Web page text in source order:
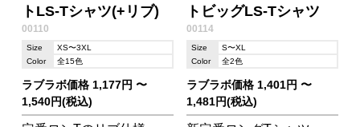
トLS-Tシャツ(+リブ)
00110
Size
XS〜3XL
Color
全15色
ラブラボ価格 1,177円 〜
1,540円(税込)
トビッグLS-Tシャツ
00114
Size
S〜XL
Color
全2色
ラブラボ価格 1,401円 〜
1,481円(税込)